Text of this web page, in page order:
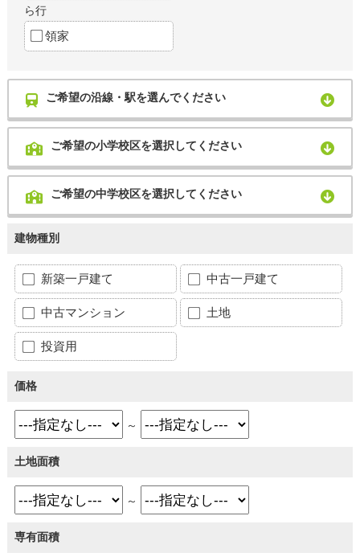
ら行
領家
ご希望の沿線・駅を選んでください
ご希望の小学校区を選択してください
ご希望の中学校区を選択してください
建物種別
新築一戸建て 中古一戸建て
中古マンション 土地
投資用
価格
～
土地面積
～
専有面積